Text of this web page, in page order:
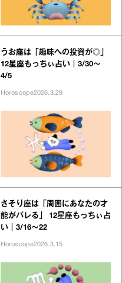
うお座は「趣味への投資が◎」
12星座もっちぃ占い｜3/30～
4/5
Horoscope2026.3.29
さそり座は「周囲にあなたの才
能がバレる」 12星座もっちぃ占
い｜3/16～22
Horoscope2026.3.15